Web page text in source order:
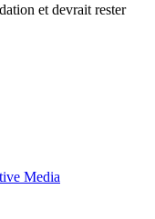
et devrait rester
Media